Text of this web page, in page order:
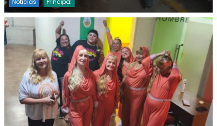
Noticias Principal